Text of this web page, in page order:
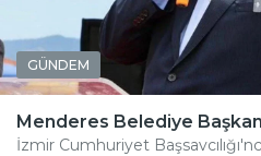
GÜNDEM
Menderes Belediye
İzmir Cumhuriyet